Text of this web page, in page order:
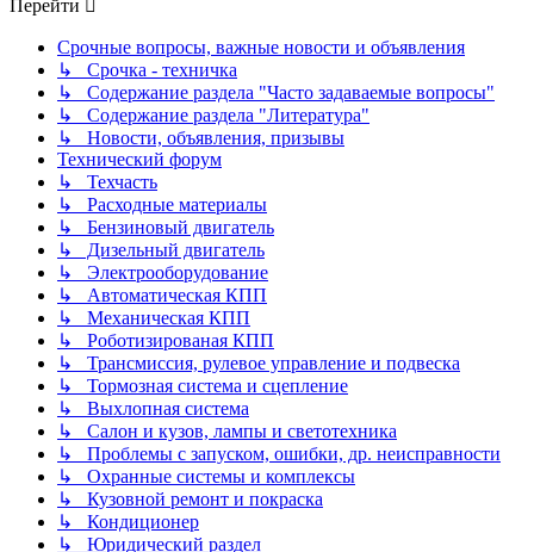
Перейти
Срочные вопросы, важные новости и объявления
↳ Срочка - техничка
↳ Содержание раздела "Часто задаваемые вопросы"
↳ Содержание раздела "Литература"
↳ Новости, объявления, призывы
Технический форум
↳ Техчасть
↳ Расходные материалы
↳ Бензиновый двигатель
↳ Дизельный двигатель
↳ Электрооборудование
↳ Автоматическая КПП
↳ Механическая КПП
↳ Роботизированая КПП
↳ Трансмиссия, рулевое управление и подвеска
↳ Тормозная система и сцепление
↳ Выхлопная система
↳ Салон и кузов, лампы и светотехника
↳ Проблемы с запуском, ошибки, др. неисправности
↳ Охранные системы и комплексы
↳ Кузовной ремонт и покраска
↳ Кондиционер
↳ Юридический раздел